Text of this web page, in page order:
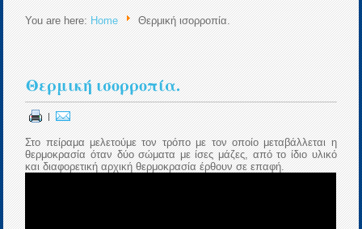
You are here: Home Θερμική ισορροπία.
Θερμική ισορροπία.
|
Στο πείραμα μελετούμε τον τρόπο με τον οποίο μεταβάλλεται η
θερμοκρασία όταν δύο σώματα με ίσες μάζες, από το ίδιο υλικό
και διαφορετική αρχική θερμοκρασία έρθουν σε επαφή.